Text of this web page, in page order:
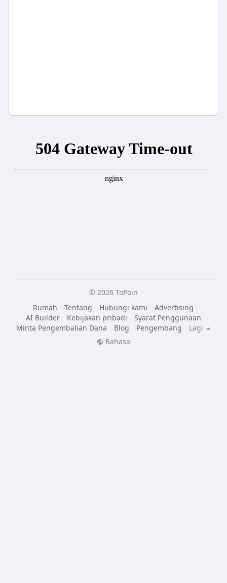
© 2026 ToPoin
Rumah
Tentang Hubungi kami
Advertising
AI Builder
Kebijakan pribadi
Syarat Penggunaan
Minta Pengembalian Dana
Blog Pengembang
Lagi
Bahasa